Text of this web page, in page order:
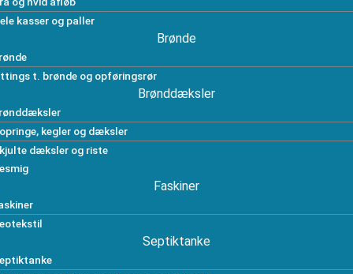
kasser og paller
Brønde
t. brønde og opføringsrør
Brønddæksler
kegler og dæksler
dæksler og riste
Faskiner
Septiktanke